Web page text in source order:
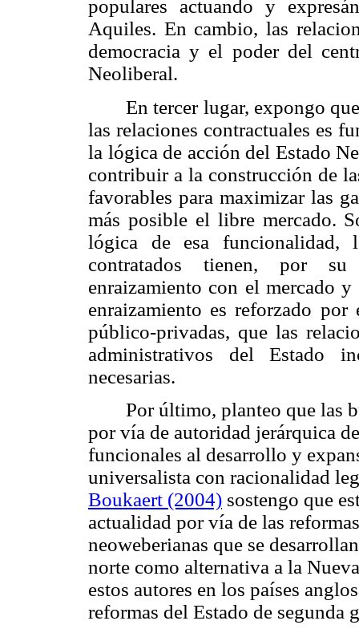
populares actuando y
Aquiles. En cambio, las
democracia y el poder del
Neoliberal.
En tercer lugar, expongo
las relaciones contractuales es
la lógica de acción del Estado
contribuir a la construcción de
favorables para maximizar las
más posible el libre mercado.
lógica de esa funcionalidad,
contratados tienen, por
enraizamiento con el mercado
enraizamiento es reforzado
público-privadas, que las
administrativos del Estado
necesarias.
Por último, planteo que las
por vía de autoridad jerárquica
funcionales al desarrollo y
universalista con racionalidad
Boukaert (2004) sostengo que
actualidad por vía de las
neoweberianas que se
norte como alternativa a la
estos autores en los países
reformas del Estado de segunda